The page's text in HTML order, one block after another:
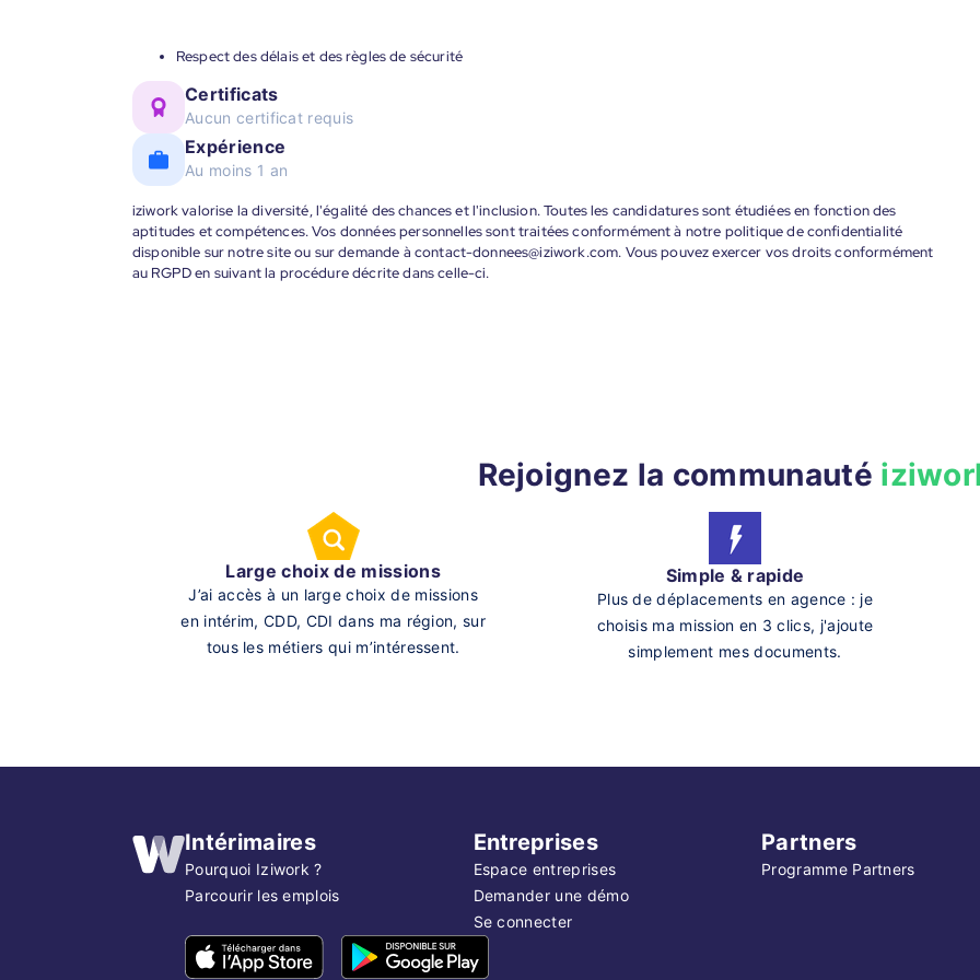
Respect des délais et des règles de sécurité
Certificats
Aucun certificat requis
Expérience
Au moins 1 an
iziwork valorise la diversité, l'égalité des chances et l'inclusion. Toutes les candidatures sont étudiées en fonction des
aptitudes et compétences. Vos données personnelles sont traitées conformément à notre politique de confidentialité
disponible sur notre site ou sur demande à contact-donnees@iziwork.com. Vous pouvez exercer vos droits conformément
au RGPD en suivant la procédure décrite dans celle-ci.
Rejoignez la communauté
Large choix de missions
J’ai accès à un large choix de missions
en intérim, CDD, CDI dans ma région, sur
tous les métiers qui m’intéressent.
Simple & rapide
Plus de déplacements en agence : je
choisis ma mission en 3 clics, j'ajoute
simplement mes documents.
Intérimaires
Pourquoi Iziwork ?
Parcourir les emplois
Entreprises
Espace entreprises
Demander une démo
Se connecter
Partners
Programme Partners